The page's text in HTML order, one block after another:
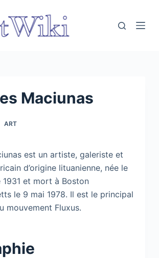
Maciunas
ART
est un artiste, galeriste et
d’origine lituanienne, née le
1931 et mort à Boston
le 9 mai 1978. Il est le principal
mouvement Fluxus.